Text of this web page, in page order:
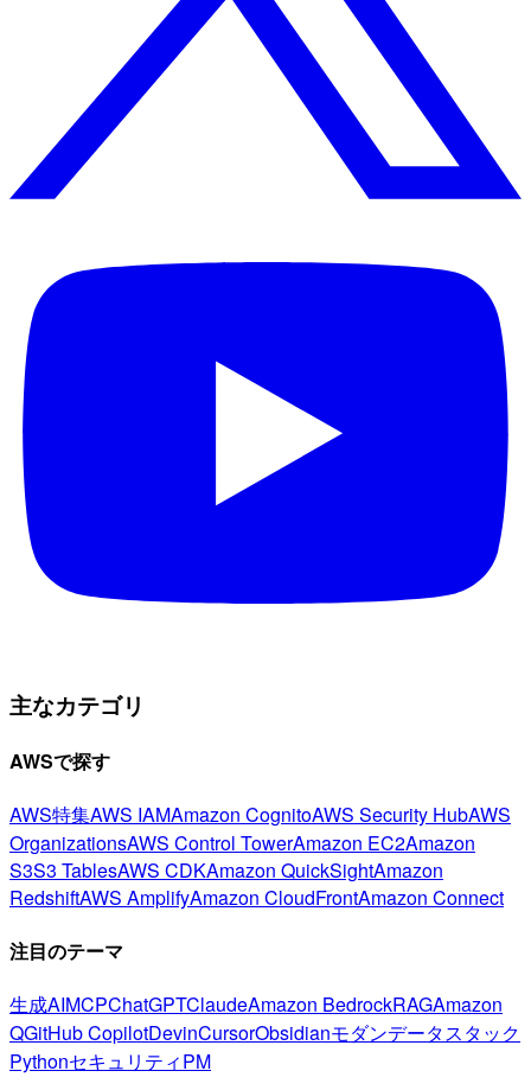
主なカテゴリ
AWSで探す
AWS特集AWS IAMAmazon CognitoAWS Security HubAWS
OrganizationsAWS Control TowerAmazon EC2Amazon
S3S3 TablesAWS CDKAmazon QuickSightAmazon
RedshiftAWS AmplifyAmazon CloudFrontAmazon Connect
注目のテーマ
生成AIMCPChatGPTClaudeAmazon BedrockRAGAmazon
QGitHub CopilotDevinCursorObsidianモダンデータスタック
PythonセキュリティPM